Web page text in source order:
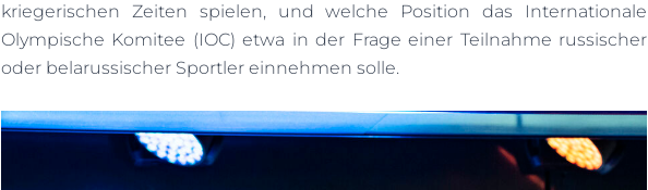
kriegerischen Zeiten spielen, und welche Position das Internationale
Olympische Komitee (IOC) etwa in der Frage einer Teilnahme russischer
oder belarussischer Sportler einnehmen solle.